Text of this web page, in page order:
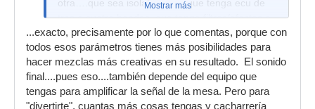
otra….que sea isolator o no, que tenga ecu de
tres o cuatro bandas, que tenga filtros/efectos o
no los tenga…asi como caracteristicas de la
mesa como faders mas o menos largos y curvas
diferentes, tarjeta de sonido….
Mostrar más
...exacto, precisamente por lo que comentas, porque con
todos esos parámetros tienes más posibilidades para
hacer mezclas más creativas en su resultado. El sonido
final....pues eso....también depende del equipo que
tengas para amplificar la señal de la mesa. Pero para
"divertirte", cuantas más cosas tengas y cacharrería